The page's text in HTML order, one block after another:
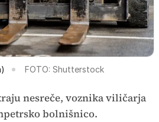
FOTO: Shutterstock
nesreče, voznika viličarja
bolnišnico.